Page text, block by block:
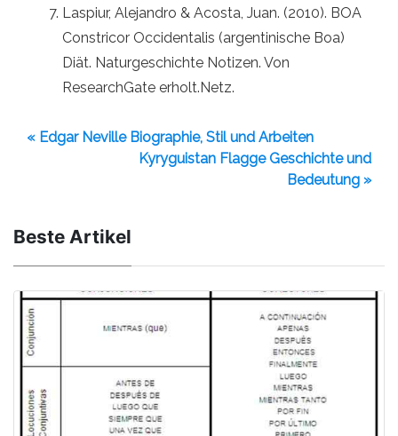
Laspiur, Alejandro & Acosta, Juan. (2010). BOA
Constricor Occidentalis (argentinische Boa)
Diät. Naturgeschichte Notizen. Von
ResearchGate erholt.Netz.
« Edgar Neville Biographie, Stil und Arbeiten
Kyryguistan Flagge Geschichte und
Bedeutung »
Beste Artikel